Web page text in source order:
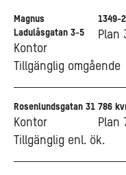
Go to Magnus
Magnus
Ladulåsgatan 3-5
Kontor
1349-
Plan
Tillgänglig omgående
Go to
Rosenlundsgatan 31
Kontor
786
Plan
Tillgänglig enl. ök.